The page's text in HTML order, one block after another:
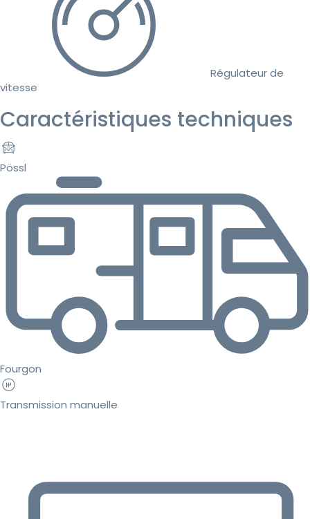
Régulateur de
vitesse
Caractéristiques techniques
Pössl
Fourgon
Transmission manuelle